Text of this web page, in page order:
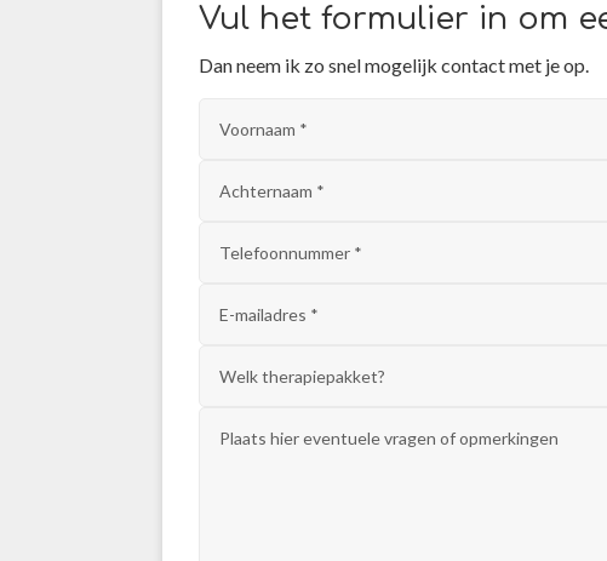
Vul het formulier in om
Dan neem ik zo snel mogelijk contact met je op.